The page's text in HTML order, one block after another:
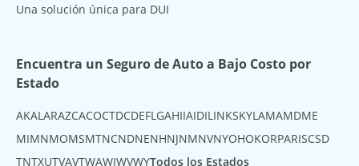
Una solución única para DUI
Encuentra un Seguro de Auto a Bajo Costo por
Estado
AKAL ARAZCACOCTDCDEFL GAHIIAIDIL INKSKYLAMAMDME
MIMNMOMSMTNCNDNENHNJNMNVNYOHOKORPARISCSD
TNTXUTVAVTWAWIWVWYTodos los Estados